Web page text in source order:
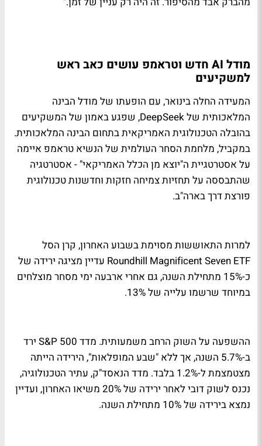
מודל AI חדש וטראמפ עושים כאב ראש
למשקיעים
המעידה החלה בינואר, עם הופעתו של מודל הבינה
המלאכותית של DeepSeek, שפגע באמון של המשקיעים
בהובלה הטכנולוגית האמריקאית בתחום הבינה המלאכותית.
במקביל, מלחמת הסחר העולמית של הנשיא טראמפ איימה
על אסטרטגיית ה"יוצא מן הכלל האמריקאי" - אסטרטגיה
שהתבססה על תחזיות צמיחה חזקות וחדשנות טכנולוגית
פורצת דרך בארה"ב.
למרות התאוששות מסוימת בשבוע האחרון, קרן הסל
Roundhill Magnificent Seven ETF עדיין מציגה ירידה של
כ-15% מתחילת השנה, גם אחרי ארבעה ימי מסחר מוצלחים
במיוחד שרשמו עלייה של 13%.
ההשפעה על השוק הרחב משמעותית. מדד S&P 500 ירד
ב-5.7% השנה, אך ללא "שבע המופלאות", הירידה הייתה
מצטמצמת ל-1.2% בלבד. מדד הנאסד"ק, עתיר הטכנולוגיה,
נכנס לשוק דובי לאחר ירידה של 20% משיאו האחרון, ועדיין
נמצא בירידה של 10% מתחילת השנה.